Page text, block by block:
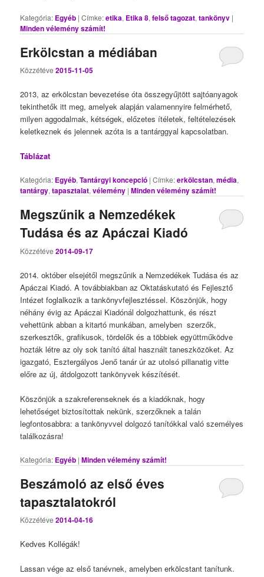
Kategória: Egyéb |Címke:etika, Etika 8,felső tagozat,tankönyv |
Minden vélemény számít!
Erkölcstan a médiában
Közzétéve2015-11-05
2013, az erkölcstan bevezetése óta összegyűjtött sajtóanyagok
tekinthetők itt meg, amelyek alapján valamennyire felmérhető,
milyen aggodalmak, kétségek, előzetes ítéletek, feltételezések
keletkeznek és jelennek azóta is a tantárggyal kapcsolatban.
Táblázat
Kategória: Egyéb,Tantárgyi koncepció |Címke:erkölcstan,média,
tantárgy,tapasztalat,vélemény |Minden vélemény számít!
Megszűnik a Nemzedékek
Tudása és az Apáczai Kiadó
Közzétéve2014-09-17
2014. október elsejétől megszűnik a Nemzedékek Tudása és az
Apáczai Kiadó. A továbbiakban az Oktatáskutató és Fejlesztő
Intézet foglalkozik a tankönyvfejlesztéssel. Köszönjük, hogy
néhány évig az Apáczai Kiadónál dolgozhattunk, és részt
vehettünk abban a kitartó munkában, amelyben szerzők,
szerkesztők, grafikusok, tördelők és a többiek együttműködve
hozták létre az oly sok tanító által használt taneszközöket. Az
igazgató, Esztergályos Jenő tanár úr az utolsó pillanatig vitte
előre az új, átdolgozott tankönyvek készítését.
Köszönjük a szakreferenseknek és a kiadóknak, hogy
lehetőséget biztosítottak nekünk, szerzőknek a talán
legfontosabbra: a tankönyvvel dolgozó tanítókkal való személyes
találkozásra!
Kategória: Egyéb |Minden vélemény számít!
Beszámoló az első éves
tapasztalatokról
Közzétéve2014-04-16
Kedves Kollégák!
Lassan vége az első tanévnek, amelyben erkölcstant tanítunk.